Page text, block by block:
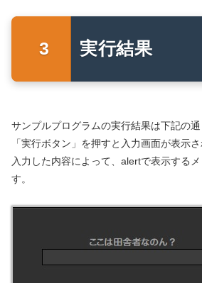
実行結果
サンプルプログラムの実行結果は下記の通
「実行ボタン」を押すと入力画面が表示さ
入力した内容によって、alertで表示する
す。